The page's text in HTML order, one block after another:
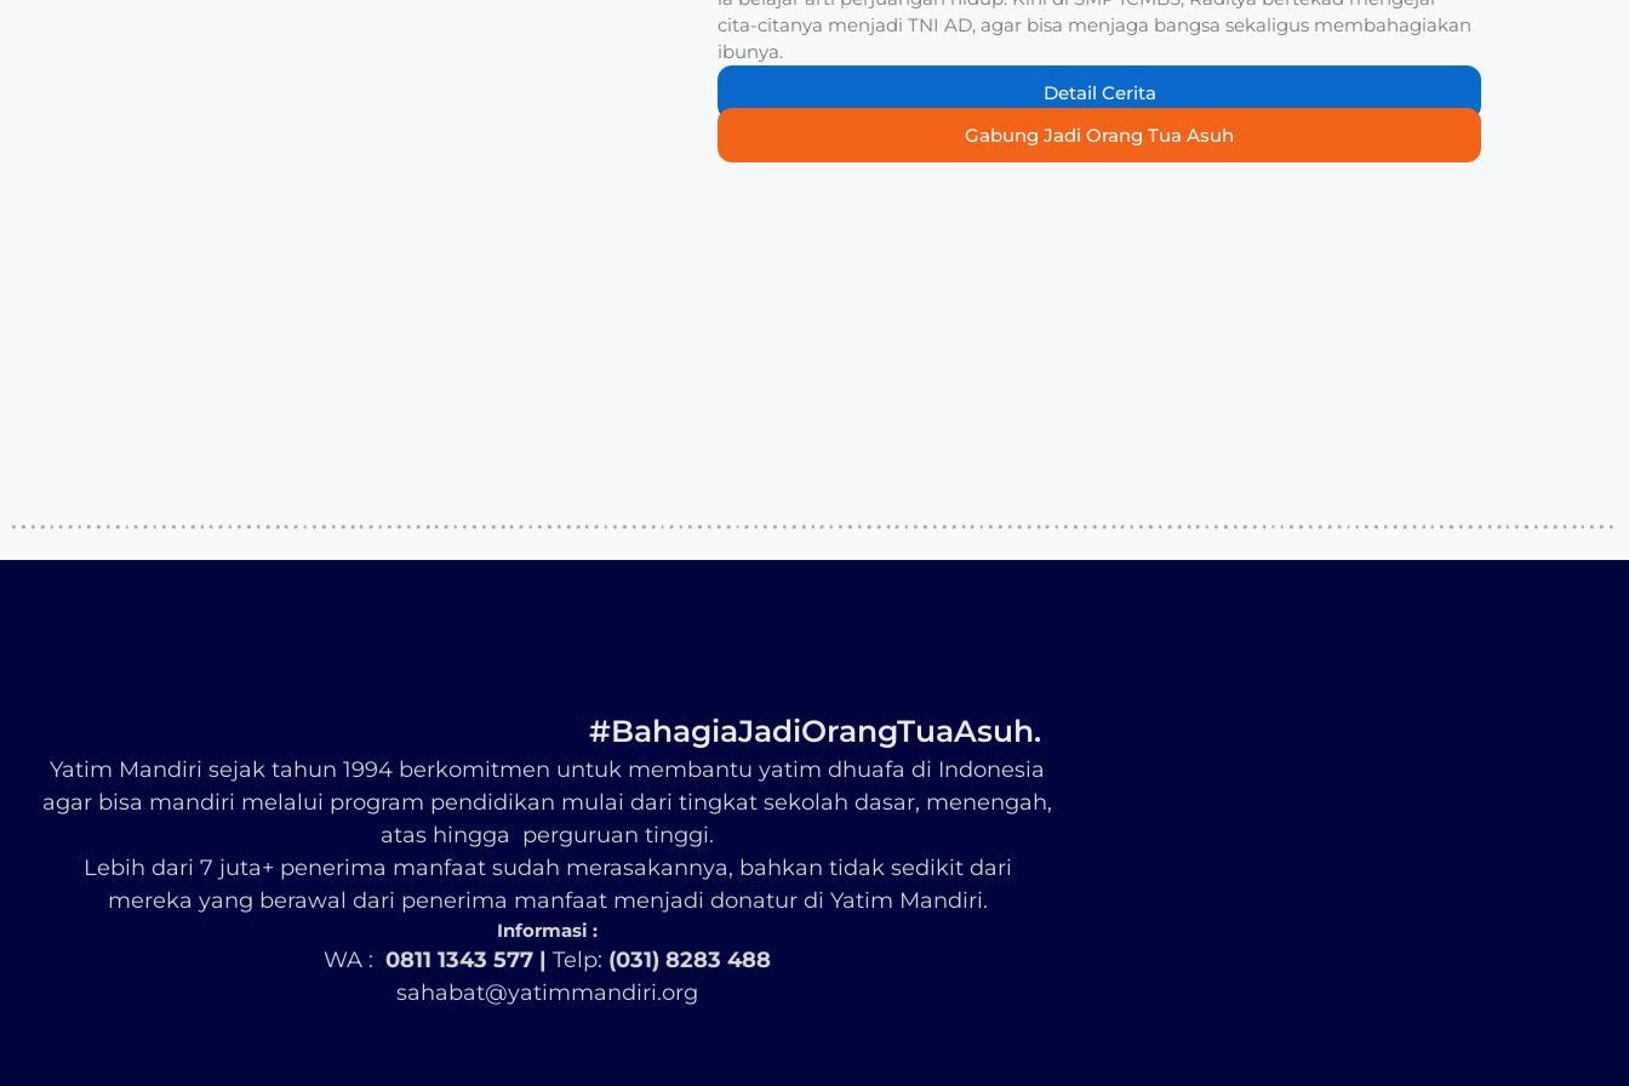
cita-citanya menjadi TNI AD, agar bisa menjaga bangsa sekaligus membahagiakan
ibunya.
Detail Cerita
Gabung Jadi Orang Tua Asuh
#BahagiaJadiOrangTuaAsuh.
Yatim Mandiri sejak tahun 1994 berkomitmen untuk membantu yatim dhuafa di Indonesia
agar bisa mandiri melalui program pendidikan mulai dari tingkat sekolah dasar, menengah,
atas hingga perguruan tinggi.
Lebih dari 7 juta+ penerima manfaat sudah merasakannya, bahkan tidak sedikit dari
mereka yang berawal dari penerima manfaat menjadi donatur di Yatim Mandiri.
Informasi :
WA : 0811 1343 577 | Telp: (031) 8283 488
sahabat@yatimmandiri.org